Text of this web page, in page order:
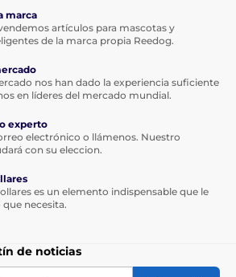
marca
artículos para mascotas y
de la marca propia Reedog.
nos han dado la experiencia suficiente
en líderes del mercado mundial.
experto
electrónico o llámenos. Nuestro
con su eleccion.
es un elemento indispensable que le
necesita.
de noticias